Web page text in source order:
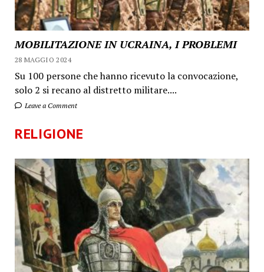
MOBILITAZIONE IN UCRAINA, I PROBLEMI
28 MAGGIO 2024
Su 100 persone che hanno ricevuto la convocazione,
solo 2 si recano al distretto militare....
Leave a Comment
RELIGIONE